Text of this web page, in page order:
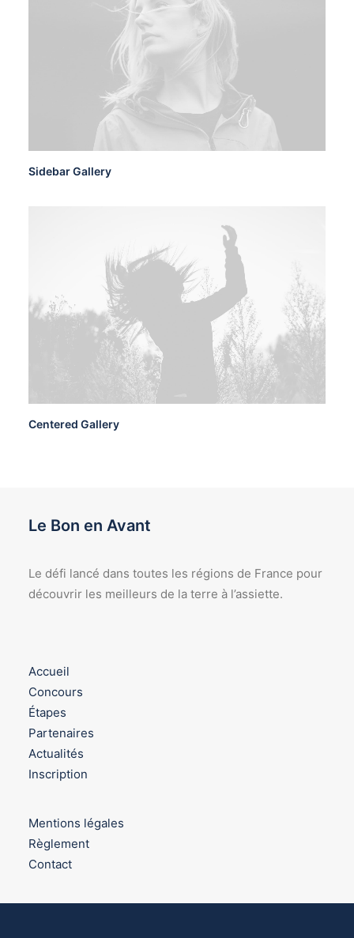
Sidebar Gallery
Centered Gallery
Le Bon en Avant
Le défi lancé dans toutes les régions de France pour
découvrir les meilleurs de la terre à l’assiette.
Accueil
Concours
Étapes
Partenaires
Actualités
Inscription
Mentions légales
Règlement
Contact